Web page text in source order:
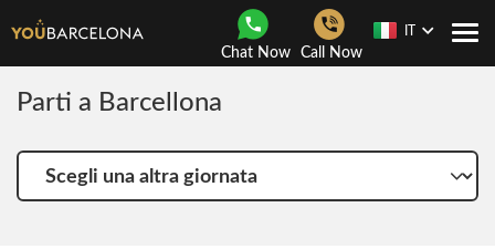
Chat Now Call Now
Parti a Barcellona
Scegli